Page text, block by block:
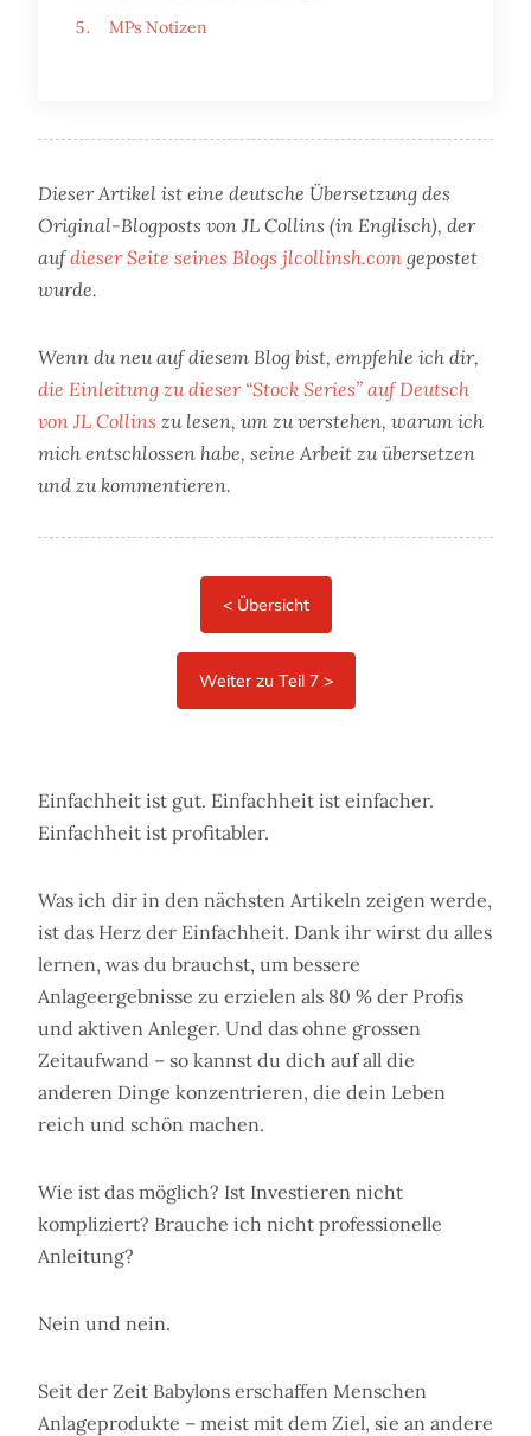
MPs Notizen
Dieser Artikel ist eine deutsche Übersetzung des
Original-Blogposts von JL Collins (in Englisch), der
aufdieser Seite seines Blogs jlcollinsh.com gepostet
wurde.
Wenn du neu auf diesem Blog bist, empfehle ich dir,
die Einleitung zu dieser “Stock Series” auf Deutsch
von JL Collins zu lesen, um zu verstehen, warum ich
mich entschlossen habe, seine Arbeit zu übersetzen
und zu kommentieren.
Einfachheit ist gut. Einfachheit ist einfacher.
Einfachheit ist profitabler.
Was ich dir in den nächsten Artikeln zeigen werde,
ist das Herz der Einfachheit. Dank ihr wirst du alles
lernen, was du brauchst, um bessere
Anlageergebnisse zu erzielen als 80 % der Profis
und aktiven Anleger. Und das ohne grossen
Zeitaufwand – so kannst du dich auf all die
anderen Dinge konzentrieren, die dein Leben
reich und schön machen.
Wie ist das möglich? Ist Investieren nicht
kompliziert? Brauche ich nicht professionelle
Anleitung?
Nein und nein.
Seit der Zeit Babylons erschaffen Menschen
Anlageprodukte – meist mit dem Ziel, sie an andere